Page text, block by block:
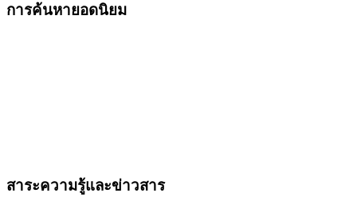
การค้นหายอดนิยม
สาระความรู้และข่าวสาร